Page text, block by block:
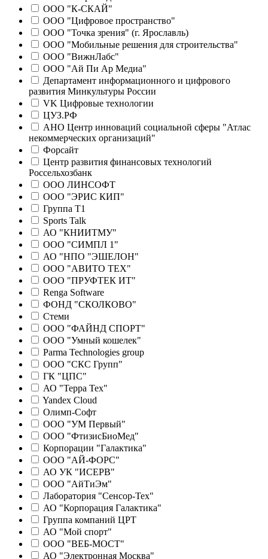
ООО "К-СКАЙ"
ООО "Цифровое пространство"
ООО "Точка зрения" (г. Ярославль)
ООО "Мобильные решения для строительства"
ООО "ВижнЛабс"
ООО "Ай Пи Ар Медиа"
Департамент информационного и цифрового
развития Минкультуры России
VK Цифровые технологии
ЦУЗ.РФ
АНО Центр инноваций социальной сферы "Атлас
некоммерческих организаций"
Форсайт
Центр развития финансовых технологий
Россельхозбанк
ООО ЛИНСОФТ
ООО "ЭРИС КИП"
Группа Т1
Sports Talk
АО "КНИИТМУ"
ООО "СИМПЛ 1"
АО "НПО "ЭШЕЛОН"
ООО "АВИТО ТЕХ"
ООО "ПРУФТЕК ИТ"
Renga Software
ФОНД "СКОЛКОВО"
Стеми
ООО "ФАЙНД СПОРТ"
ООО "Умный кошелек"
Parma Technologies group
ООО "СКС Групп"
ГК "ЦПС"
АО "Терра Тех"
Yandex Cloud
Олимп-Софт
ООО "УМ Первый"
ООО "ФтизисБиоМед"
Корпорации "Галактика"
ООО "АЙ-ФОРС"
АО УК "ИСЕРВ"
ООО "АйТиЭм"
Лаборатория "Сенсор-Тех"
АО "Корпорация Галактика"
Группа компаний ЦРТ
АО "Мой спорт"
ООО "ВЕБ-МОСТ"
АО "Электронная Москва"